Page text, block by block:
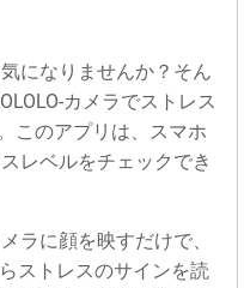
になりませんか？そん
カメラでストレス
このアプリは、スマホ
レベルをチェックでき
ラに顔を映すだけで、
ストレスのサインを読